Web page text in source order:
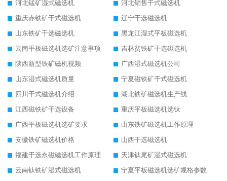
河北锰矿湿式磁选机
河北销售干式磁选机
重庆赤铁矿干式磁选机
辽宁干选磁选机
山东铁矿干选磁选机
黑龙江湿式平板磁选机
云南平板磁选机选矿注意事项
吉林贫铁矿干选磁选机
陕西新型铁矿磁机视频
广西湿式磁选机公司
山东湿式磁选机质量
宁夏磁铁矿干式磁选机
四川干式磁选机介绍
湖北铁矿磁选机生产线
江西磁铁矿干选设备
重庆平板磁选机选钛
广西平板磁选机选矿要求
山东铁矿磁选机工作原理
安徽铁矿磁选机价格
山西干选磁选机
福建干选永磁磁选机工作原理
天津钛尾矿湿式磁选机
云南钛铁矿湿式磁选机
宁夏平板磁选机选矿规格参数